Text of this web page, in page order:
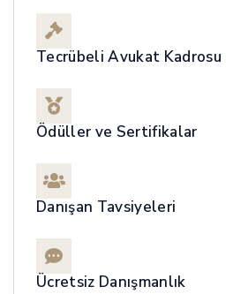
Tecrübeli Avukat Kadrosu
Ödüller ve Sertifikalar
Danışan Tavsiyeleri
Ücretsiz Danışmanlık